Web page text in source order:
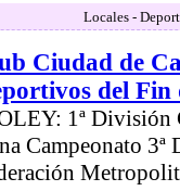
Locales -
Ciudad de
del Fin
1ª División
Campeonato 3ª